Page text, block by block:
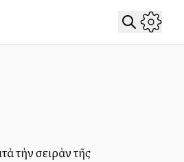
τὴν σειρὰν τῆς